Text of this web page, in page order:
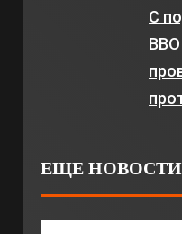
С
ВВО
ЕЩЕ НОВОСТИ